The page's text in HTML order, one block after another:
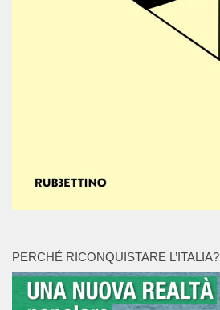
PERCHÉ RICONQUISTARE L’ITALIA?